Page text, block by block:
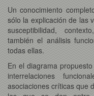
Un conocimiento
sólo la explicación de las
susceptibilidad,
también el análisis
todas ellas.
En el diagrama
interrelaciones
asociaciones críticas que